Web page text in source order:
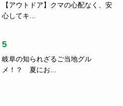
【アウトドア】クマの心配なく、安
心してキ...
5
岐阜の知られざるご当地グル
メ！？ 夏にお...